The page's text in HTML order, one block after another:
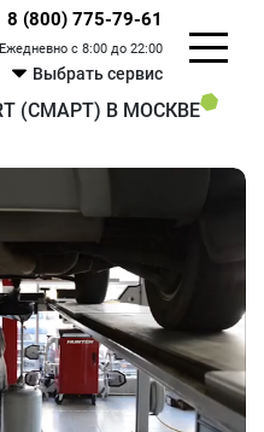
8 (800) 775-79-61
Ежедневно с 8:00 до 22:00
Выбрать сервис
(СМАРТ) В МОСКВЕ